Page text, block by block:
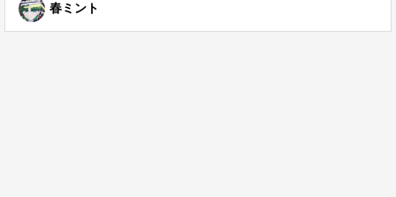
春ミント